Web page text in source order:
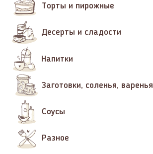
Торты и пирожные
Десерты и сладости
Напитки
Заготовки, соленья, варенья
Соусы
Разное